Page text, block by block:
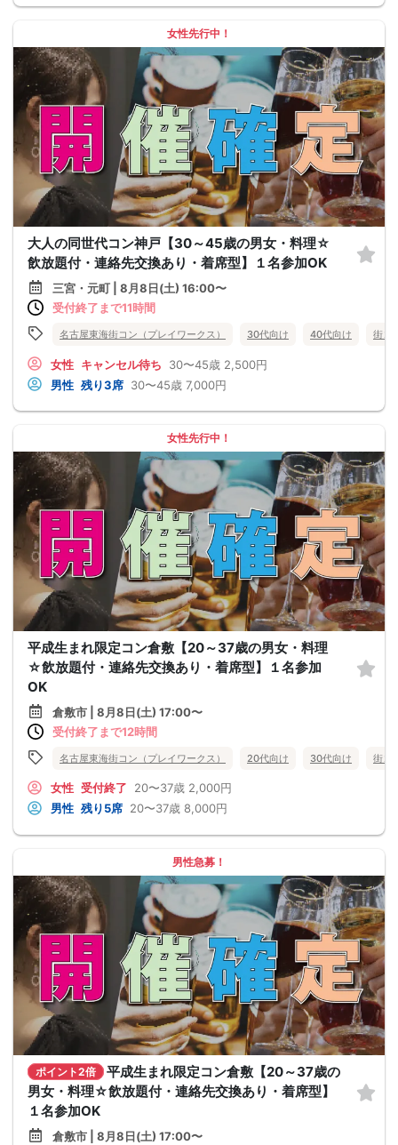
女性先行中！
大人の同世代コン神戸【30～45歳の男女・料理☆
飲放題付・連絡先交換あり・着席型】１名参加OK
三宮・元町 | 8月8日(土) 16:00〜
受付終了まで11時間
名古屋東海街コン（プレイワークス） 30代向け 40代向け 街コ
女性 キャンセル待ち 30〜45歳 2,500円
男性 残り3席 30〜45歳 7,000円
女性先行中！
平成生まれ限定コン倉敷【20～37歳の男女・料理
☆飲放題付・連絡先交換あり・着席型】１名参加
OK
倉敷市 | 8月8日(土) 17:00〜
受付終了まで12時間
名古屋東海街コン（プレイワークス） 20代向け 30代向け 街コ
女性 受付終了 20〜37歳 2,000円
男性 残り5席 20〜37歳 8,000円
男性急募！
ポイント2倍
平成生まれ限定コン倉敷【20～37歳の
男女・料理☆飲放題付・連絡先交換あり・着席型】
１名参加OK
倉敷市 | 8月8日(土) 17:00〜